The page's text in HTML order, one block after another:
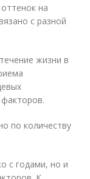
на
с разной
жизни в
по количеству
с годами, но и